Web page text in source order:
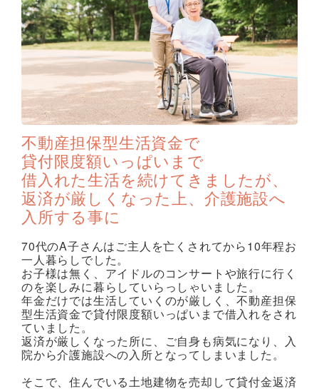
不動産担保型生活資金で
貸付限度額いっぱいまで
借入れた生活を続けてきましたが、
返済が厳しくなった上、介護施設へ
入所する事に
70代のA子さんはご主人を亡くされてから10年程お
一人暮らしでした。
お子様は無く、アイドルのコンサートや旅行に行く
のを楽しみに暮らしていらっしゃいました。
年金だけでは生活していくのが厳しく、不動産担保
型生活資金で貸付限度額いっぱいまで借入れをされ
ていました。
返済が厳しくなった所に、ご自身も病気になり、入
院から介護施設への入所となってしまいました。
そこで、住んでいる土地建物を売却して貸付金返済